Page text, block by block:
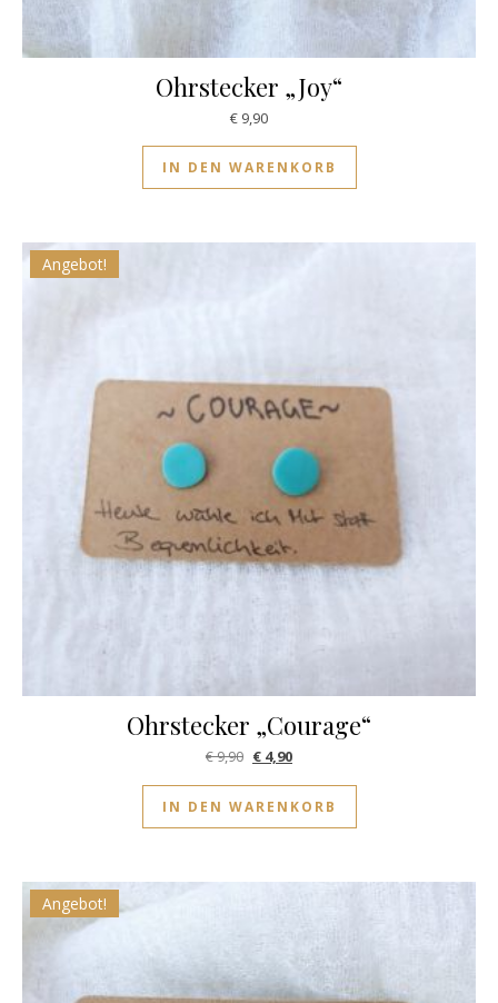
Ohrstecker „Joy“
€ 9,90
IN DEN WARENKORB
Angebot!
Ohrstecker „Courage“
€9,90 Ursprünglicher Preis war: € 9,90
€ 4,90Aktueller Preis ist: € 4,90.
IN DEN WARENKORB
Angebot!